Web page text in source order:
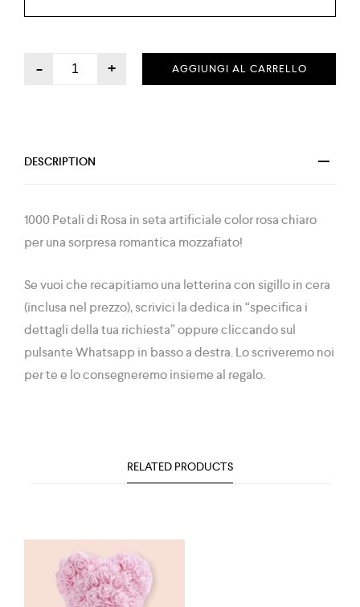
- + AGGIUNGI AL CARRELLO
DESCRIPTION
1000 Petali di Rosa in seta artificiale color rosa chiaro
per una sorpresa romantica mozzafiato!
Se vuoi che recapitiamo una letterina con sigillo in cera
(inclusa nel prezzo), scrivici la dedica in “specifica i
dettagli della tua richiesta” oppure cliccando sul
pulsante Whatsapp in basso a destra. Lo scriveremo noi
per te e lo consegneremo insieme al regalo.
RELATED PRODUCTS